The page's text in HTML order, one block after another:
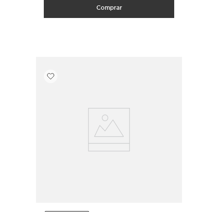
Comprar